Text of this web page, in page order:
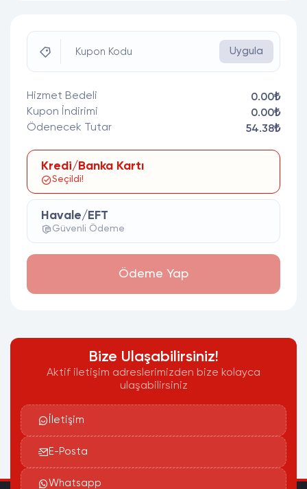
Kupon Kodu Uygula
Hizmet Bedeli
0.00₺
Kupon İndirimi
0.00₺
Ödenecek Tutar
54.38₺
Kredi/Banka Kartı
Seçildi!
Havale/EFT
Güvenli Ödeme
Ödeme Yap
Bize Ulaşabilirsiniz!
Aktif iletişim adreslerimizden bize kolayca
ulaşabilirsiniz
İletişim
E-Posta
Whatsapp